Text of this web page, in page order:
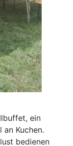
ein
Kuchen.
bedienen